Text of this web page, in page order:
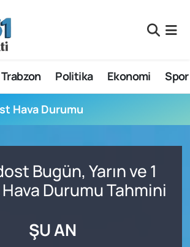
Trabzon Politika Ekonomi Spor
Hava Durumu
Bugün, Yarın ve 1
Durumu Tahmini
ŞU AN
Durumu ve Fikstür
Haberleri